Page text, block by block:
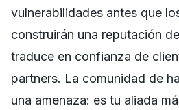
vulnerabilidades antes que
construirán una reputación
traduce en confianza de
partners. La comunidad de
una amenaza: es tu aliada